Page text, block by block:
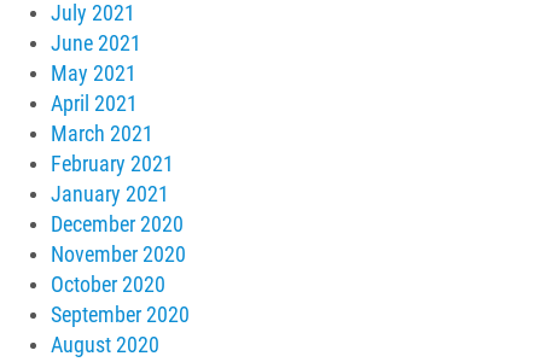
July 2021
June 2021
May 2021
April 2021
March 2021
February 2021
January 2021
December 2020
November 2020
October 2020
September 2020
August 2020